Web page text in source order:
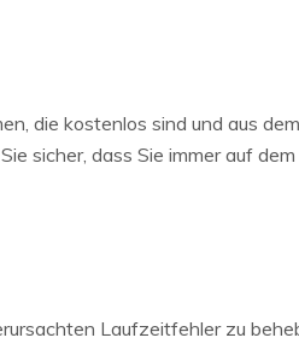
die kostenlos sind und aus
sicher, dass Sie immer auf
Laufzeitfehler zu